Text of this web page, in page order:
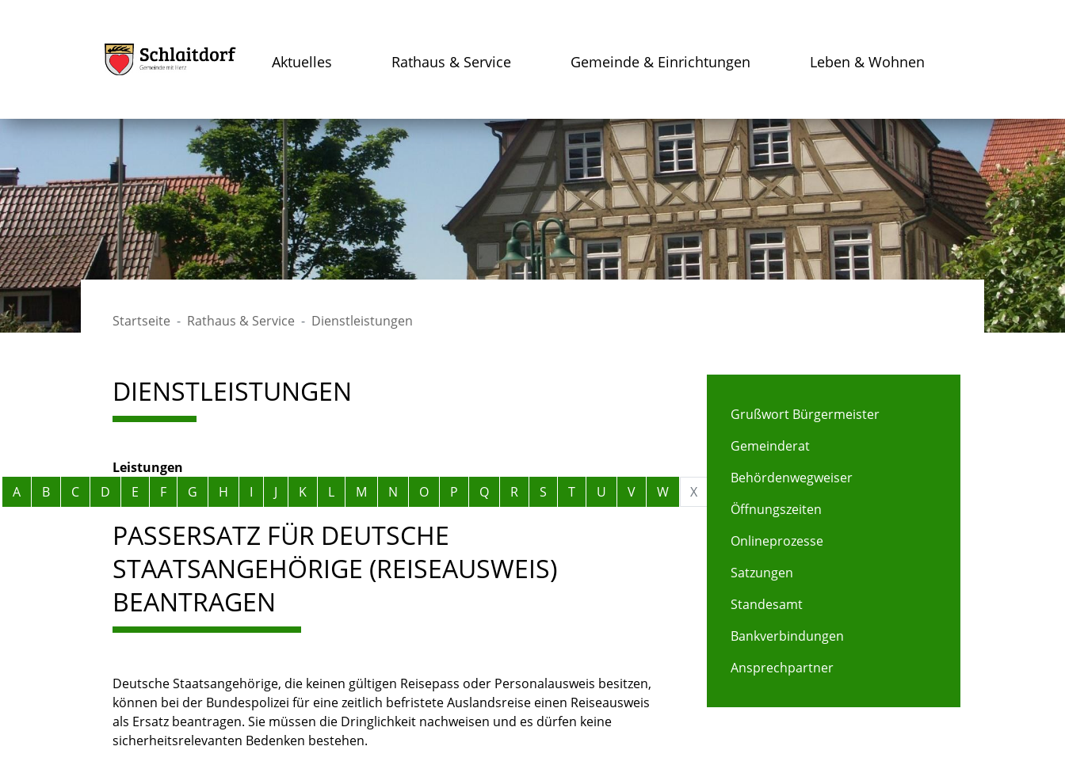
Aktuelles Rathaus & Service Gemeinde & Einrichtungen Leben & Wohnen
Startseite Rathaus & Service Dienstleistungen
DIENSTLEISTUNGEN
Leistungen
Alphabetisches Register überspringen
A B C D E F G H I J K L M N O P Q R S T U V W X
PASSERSATZ FÜR DEUTSCHE
STAATSANGEHÖRIGE (REISEAUSWEIS)
BEANTRAGEN
Deutsche Staatsangehörige, die keinen gültigen Reisepass oder Personalausweis besitzen,
können bei der Bundespolizei für eine zeitlich befristete Auslandsreise einen Reiseausweis
als Ersatz beantragen. Sie müssen die Dringlichkeit nachweisen und es dürfen keine
sicherheitsrelevanten Bedenken bestehen.
Grußwort Bürgermeister
Gemeinderat
Behördenwegweiser
Öffnungszeiten
Onlineprozesse
Satzungen
Standesamt
Bankverbindungen
Ansprechpartner